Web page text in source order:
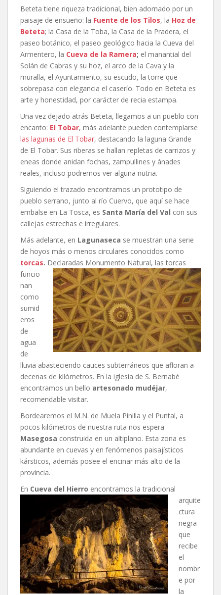
Beteta tiene riqueza tradicional, bien adornado por un
paisaje de ensueño: la Fuente de los Tilos, la Hoz de
Beteta; la Casa de la Toba, la Casa de la Pradera, el
paseo botánico, el paseo geológico hacia la Cueva del
Armentero, la Cueva de la Ramera; el manantial del
Solán de Cabras y su hoz, el arco de la Cava y la
muralla, el Ayuntamiento, su escudo, la torre que
sobrepasa con elegancia el caserío. Todo en Beteta es
arte y honestidad, por carácter de recia estampa.
Una vez dejado atrás Beteta, llegamos a un pueblo con
encanto: El Tobar, más adelante pueden contemplarse
las lagunas de El Tobar, destacando la laguna Grande
de El Tobar. Sus riberas se hallan repletas de carrizos y
eneas donde anidan fochas, zampullines y ánades
reales, incluso podremos ver alguna nutria.
Siguiendo el trazado encontramos un prototipo de
pueblo serrano, junto al río Cuervo, que aquí se hace
embalse en La Tosca, es Santa María del Val con sus
callejas estrechas e irregulares.
Más adelante, en Lagunaseca se muestran una serie
de hoyos más o menos circulares conocidos como
torcas. Declaradas Monumento Natural, las torcas
funcio
nan
como
sumid
eros
de
agua
de
lluvia abasteciendo cauces subterráneos que afloran a
decenas de kilómetros. En la iglesia de S. Bernabé
encontramos un bello artesonado mudéjar,
recomendable visitar.
Bordearemos el M.N. de Muela Pinilla y el Puntal, a
pocos kilómetros de nuestra ruta nos espera
Masegosa construida en un altiplano. Esta zona es
abundante en cuevas y en fenómenos paisajísticos
kársticos, además posee el encinar más alto de la
provincia.
En Cueva del Hierro encontramos la tradicional
arquite
ctura
negra
que
recibe
el
nombr
e por
la